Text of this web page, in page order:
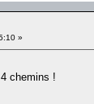
»
chemins !